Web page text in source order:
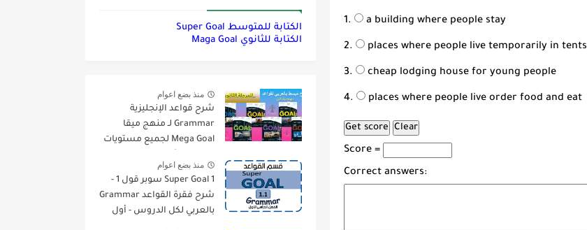
a building where people stay
places where people live temporarily in tents
cheap lodging house for young people
places where people live order food and eat
Score =
Correct answers:
الكتابة للمتوسط Super Goal
الكتابة للثانوي Maga Goal
منذ بضع اعوام
شرح قواعد الإنجليزية
Grammar لـ منهج ميقا
Mega Goal لجميع مستويات
منذ بضع اعوام
Super Goal 1 سوبر قول 1 -
شرح فقرة القواعد Grammar
بالعربي لكل الدروس - أول